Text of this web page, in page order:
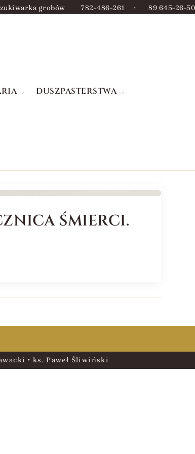
grobów 782-486-261 • 89 645-26-50
DUSZPASTERSTWA
ŚMIERCI.
• ks. Paweł Śliwiński